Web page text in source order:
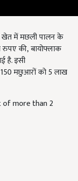
खेत में मछली पालन के
रुपए की, बायोफ्लाक
है. इसी
150 मछुआरों को 5 लाख
more than 2